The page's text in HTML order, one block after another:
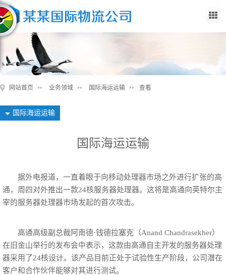
网站首页 业务领域 国际海运运输 查看
国际海运运输
国际海运运输
据外电报道，一直着眼于向移动处理器市场之外进行扩张的高
通，周四对外推出一款24核服务器处理器。这将是高通向英特尔主
宰的服务器处理器市场发起的首次攻击。
高通高级副总裁阿南德·钱德拉塞克（Anand Chandrasekher）
在旧金山举行的发布会中表示，这款由高通自主开发的服务器处理
器采用了24核设计。该产品目前正处于试验性生产阶段，公司潜在
客户和合作伙伴能够对其进行测试。